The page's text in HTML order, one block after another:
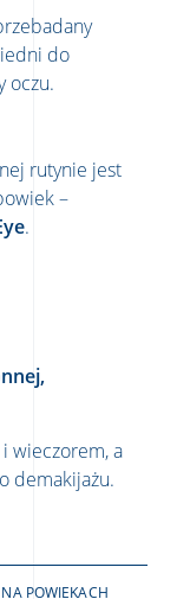
do
oczu.
rutynie jest
–
.
wieczorem, a
demakijażu.
POWIEKACH